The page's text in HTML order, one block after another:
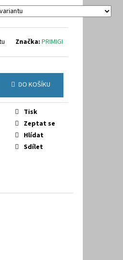
Značka: PRIMIGI
DO KOŠÍKU
Tisk
Zeptat se
Hlídat
Sdílet